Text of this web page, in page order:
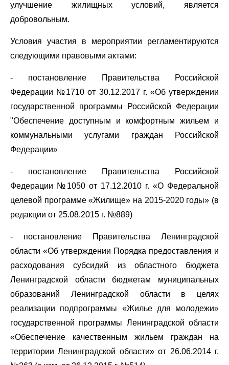
улучшение жилищных условий, является
добровольным.
Условия участия в мероприятии регламентируются
следующими правовыми актами:
- постановление Правительства Российской
Федерации №1710 от 30.12.2017 г. «Об утверждении
государственной программы Российской Федерации
"Обеспечение доступным и комфортным жильем и
коммунальными услугами граждан Российской
Федерации»
- постановление Правительства Российской
Федерации №1050 от 17.12.2010 г. «О Федеральной
целевой программе «Жилище» на 2015-2020 годы» (в
редакции от 25.08.2015 г. №889)
- постановление Правительства Ленинградской
области «Об утверждении Порядка предоставления и
расходования субсидий из областного бюджета
Ленинградской области бюджетам муниципальных
образований Ленинградской области в целях
реализации подпрограммы «Жилье для молодежи»
государственной программы Ленинградской области
«Обеспечение качественным жильем граждан на
территории Ленинградской области» от 26.06.2014 г.